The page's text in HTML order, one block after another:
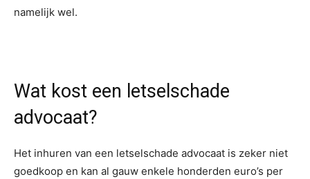
namelijk wel.
Wat kost een letselschade
advocaat?
Het inhuren van een letselschade advocaat is zeker niet
goedkoop en kan al gauw enkele honderden euro’s per